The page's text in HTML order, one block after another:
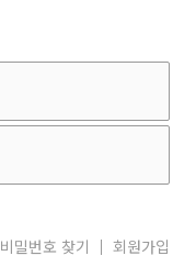
비밀번호 찾기 회원가입